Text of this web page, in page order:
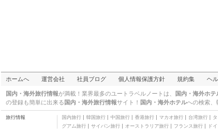
樽
ホステルカナルビュー
三つ星
ホテル・トリフィート
小樽運河
三つ星
小樽ゲストハウスハー
ベスト - ホステル
その他
えみな バックパッカー
ホームへ 運営会社 社員ブログ 個人情報保護方針 規約集 ヘ
国内・海外旅行情報が満載！業界最多のユートラベルノートは、
国内・海外ホ
の登録も簡単に出来る 国内・海外旅行情報サイト！ 国内・海外ホテルへの検索、
旅行情報 国内旅行 韓国旅行 中国旅行 香港旅行 マカオ旅行 台湾旅行
グアム旅行
サイパン旅行 オーストラリア旅行 フランス旅行 ド